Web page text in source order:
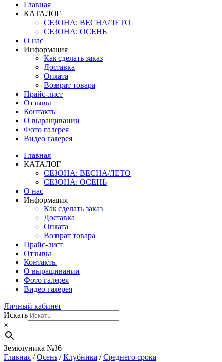
Главная
КАТАЛОГ
СЕЗОНА: ВЕСНА/ЛЕТО
СЕЗОНА: ОСЕНЬ
О нас
Информация
Как сделать заказ
Доставка
Оплата
Возврат товара
Прайс-лист
Отзывы
Контакты
О выращивании
Фото галерея
Видео галерея
Главная
КАТАЛОГ
СЕЗОНА: ВЕСНА/ЛЕТО
СЕЗОНА: ОСЕНЬ
О нас
Информация
Как сделать заказ
Доставка
Оплата
Возврат товара
Прайс-лист
Отзывы
Контакты
О выращивании
Фото галерея
Видео галерея
Личный кабинет
Искать
×
Земклуника №36
Главная /Осень /Клубника /Среднего срока